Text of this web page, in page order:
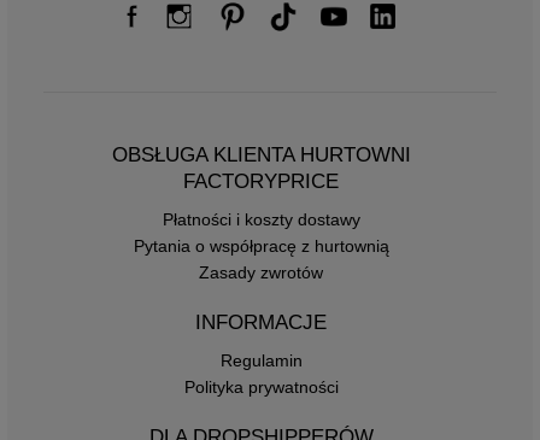
OBSŁUGA KLIENTA HURTOWNI
FACTORYPRICE
Płatności i koszty dostawy
Pytania o współpracę z hurtownią
Zasady zwrotów
INFORMACJE
Regulamin
Polityka prywatności